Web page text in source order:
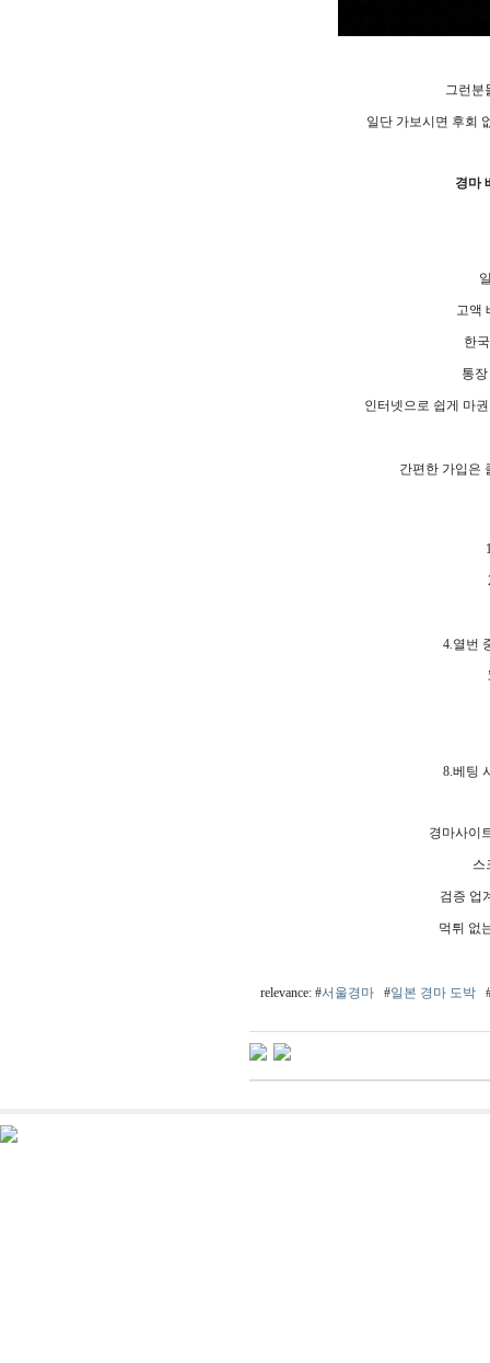
그런분
일단 가보시면 후회
경마
고액
한
통
인터넷으로 쉽게 마
간편한 가입은
4.열번
8.베팅
경마사이
스
검증 업
먹튀 없
relevance: #서울경마 #일본 경마 도박